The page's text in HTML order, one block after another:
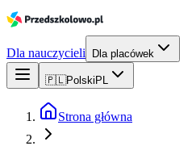
Dla nauczycieli Dla placówek
🇵🇱Polski PL
Strona główna